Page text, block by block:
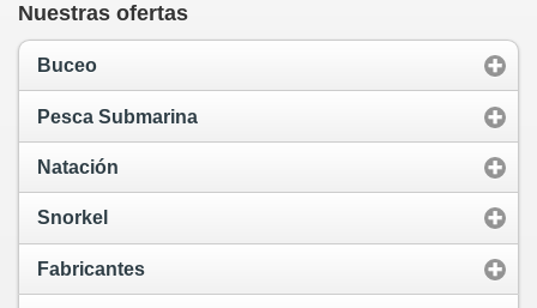
Nuestras ofertas
Buceo
Pesca Submarina
Natación
Snorkel
Fabricantes